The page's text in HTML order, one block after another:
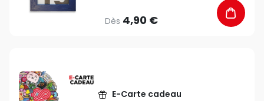
Dès 4,90 €
E-Carte cadeau